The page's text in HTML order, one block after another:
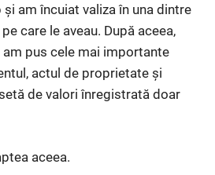
am încuiat valiza în una dintre
care le aveau. După aceea,
pus cele mai importante
actul de proprietate și
de valori înregistrată doar
aceea.